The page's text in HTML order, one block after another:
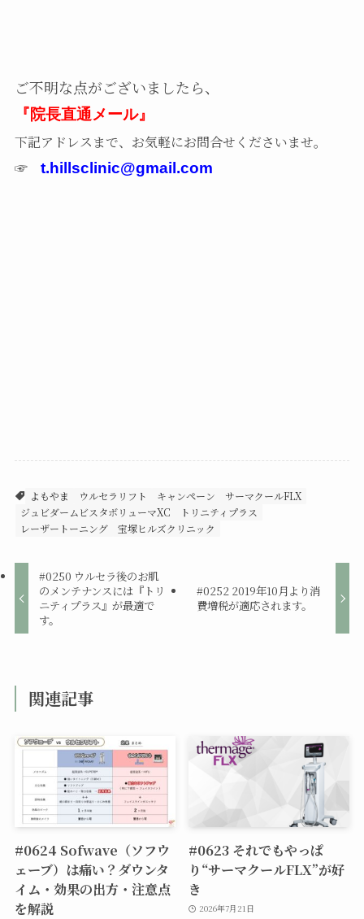
ご不明な点がございましたら、
『院長直通メール』
下記アドレスまで、お気軽にお問合せくださいませ。
☞ t.hillsclinic@gmail.com
よもやま ウルセラリフト キャンペーン
サーマクールFLX
ジュビダームビスタボリューマXC
トリニティプラス
レーザートーニング
宝塚ヒルズクリニック
#0250 ウルセラ後のお肌
のメンテナンスには『トリ
ニティプラス』が最適で
す。
#0252 2019年10月より消
費増税が適応されます。
関連記事
#0624 Sofwave（ソフウ
ェーブ）は痛い？ダウンタ
イム・効果の出方・注意点
を解説
#0623 それでもやっぱ
り“サーマクールFLX”が好
き
2026年7月21日